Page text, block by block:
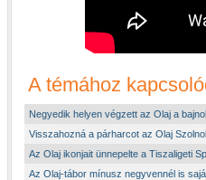
A témához
Negyedik helyen végzett az Olaj a
Visszahozná a párharcot az Olaj
Az Olaj ikonjait ünnepelte a Tiszaligeti
Az Olaj-tábor mínusz negyvennél is